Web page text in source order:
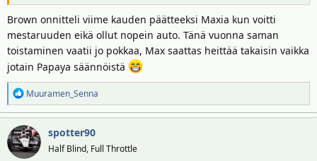
Brown onnitteli viime kauden päätteeksi Maxia kun voitti
mestaruuden eikä ollut nopein auto. Tänä vuonna saman
toistaminen vaatii jo pokkaa, Max saattas heittää takaisin vaikka
jotain Papaya säännöistä
R
e
a
k
t
Muuramen_Senna
spotter90
Half Blind, Full Throttle